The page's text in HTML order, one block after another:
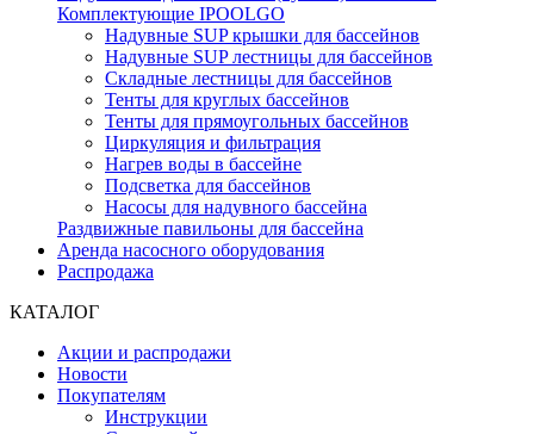
Комплектующие IPOOLGO
Надувные SUP крышки для бассейнов
Надувные SUP лестницы для бассейнов
Складные лестницы для бассейнов
Тенты для круглых бассейнов
Тенты для прямоугольных бассейнов
Циркуляция и фильтрация
Нагрев воды в бассейне
Подсветка для бассейнов
Насосы для надувного бассейна
Раздвижные павильоны для бассейна
Аренда насосного оборудования
Распродажа
КАТАЛОГ
Акции и распродажи
Новости
Покупателям
Инструкции